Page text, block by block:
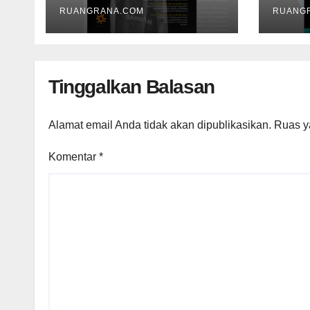
RUANGRANA.COM
Tinggalkan Balasan
Alamat email Anda tidak akan dipublikasikan. Ruas
Komentar *